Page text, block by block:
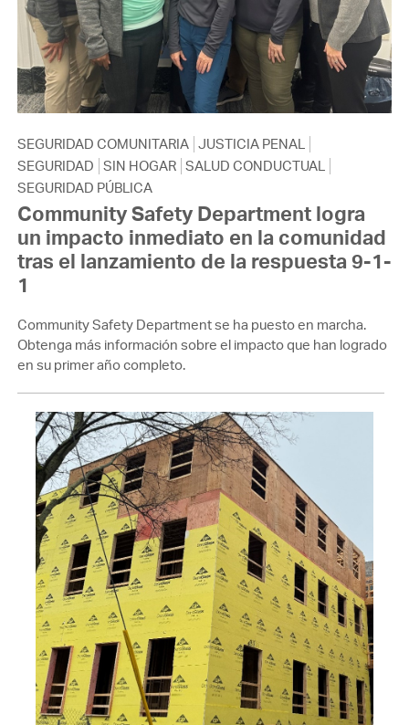
SEGURIDAD COMUNITARIA JUSTICIA PENAL
SEGURIDAD SIN HOGAR SALUD CONDUCTUAL
SEGURIDAD PÚBLICA
Community Safety Department logra
un impacto inmediato en la comunidad
tras el lanzamiento de la respuesta 9-1-
1
Community Safety Department se ha puesto en marcha.
Obtenga más información sobre el impacto que han logrado
en su primer año completo.